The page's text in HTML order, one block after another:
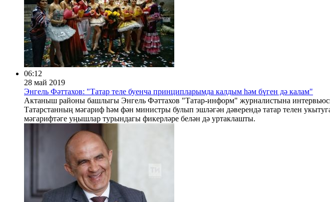
06:12
28 май 2019
Энгель Фәттахов: "Татар теле буенча принципларымда калдым һәм бүген дә калам"
Актаныш районы башлыгы Энгель Фәттахов "Татар-информ" журналистына
Татарстанның мәгариф һәм фән министры булып эшләгән дәверендә татар телен
мәгарифтәге уңышлар турындагы фикерләре белән дә уртаклашты.